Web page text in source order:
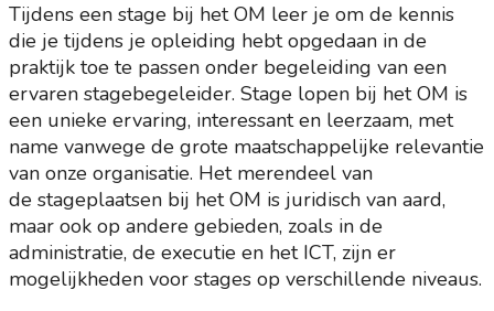
Tijdens een stage bij het OM leer je om de kennis
die je tijdens je opleiding hebt opgedaan in de
praktijk toe te passen onder begeleiding van een
ervaren stagebegeleider. Stage lopen bij het OM is
een unieke ervaring, interessant en leerzaam, met
name vanwege de grote maatschappelijke relevantie
van onze organisatie. Het merendeel van
de stageplaatsen bij het OM is juridisch van aard,
maar ook op andere gebieden, zoals in de
administratie, de executie en het ICT, zijn er
mogelijkheden voor stages op verschillende niveaus.